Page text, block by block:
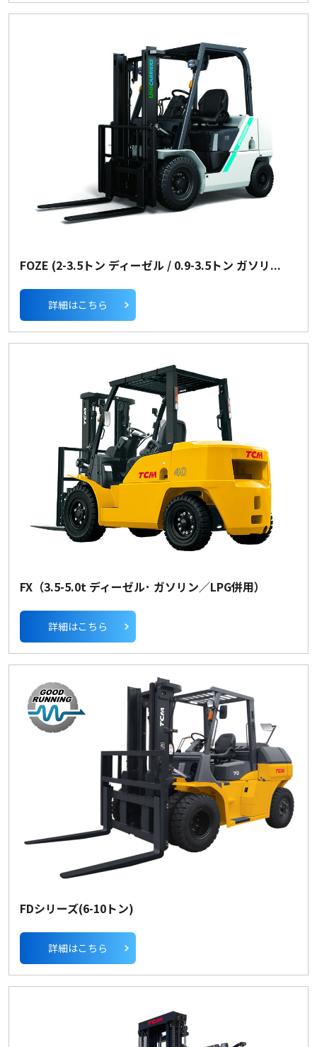
FOZE (2-3.5トン ディーゼル / 0.9-3.5トン ガソリ...
詳細はこちら
FX（3.5-5.0t ディーゼル･ ガソリン／LPG併用）
詳細はこちら
FDシリーズ(6-10トン)
詳細はこちら